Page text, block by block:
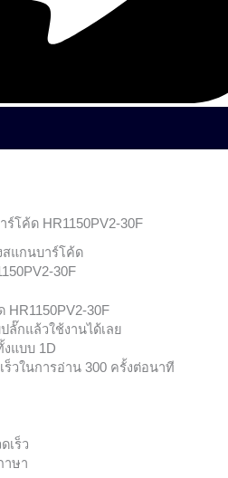
สแกนบาร์โค้ด
30F
HR1150PV2-30F
ลั๊กแล้วใช้งานได้เลย
แบบ 1D
ร็วในการอ่าน 300 ครั้งต่อนาที
เร็ว
าษา